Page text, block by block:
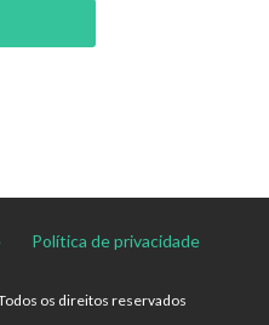
Política de privacidade
os direitos reservados